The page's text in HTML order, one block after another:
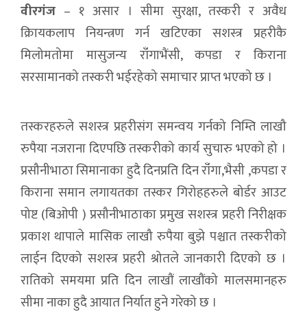
वीरगंज – १ असार । सीमा सुरक्षा, तस्करी र अवैध
क्रिायकलाप नियन्त्रण गर्न खटिएका सशस्त्र प्रहरीकै
मिलोमतोमा मासुजन्य राँंगाभैंसी, कपडा र किराना
सरसामानको तस्करी भईरहेको समाचार प्राप्त भएको छ ।
तस्करहरुले सशस्त्र प्रहरीसंग समन्वय गर्नको निम्ति लाखौ
रुपैया नजराना दिएपछि तस्करीको कार्य सुचारु भएको हो ।
प्रसौनीभाठा सिमानाका हुदै दिनप्रति दिन राँंगा,भैसी ,कपडा र
किराना समान लगायतका तस्कर गिरोहहरुले बोर्डर आउट
पोष्ट (बिओपी ) प्रसौनीभाठाका प्रमुख सशस्त्र प्रहरी निरीक्षक
प्रकाश थापाले मासिक लाखौ रुपैया बुझे पश्चात तस्करीको
लाईन दिएको सशस्त्र प्रहरी श्रोतले जानकारी दिएको छ ।
रातिको समयमा प्रति दिन लाखौं लाखौंको मालसमानहरु
सीमा नाका हुदै आयात निर्यात हुने गरेको छ ।